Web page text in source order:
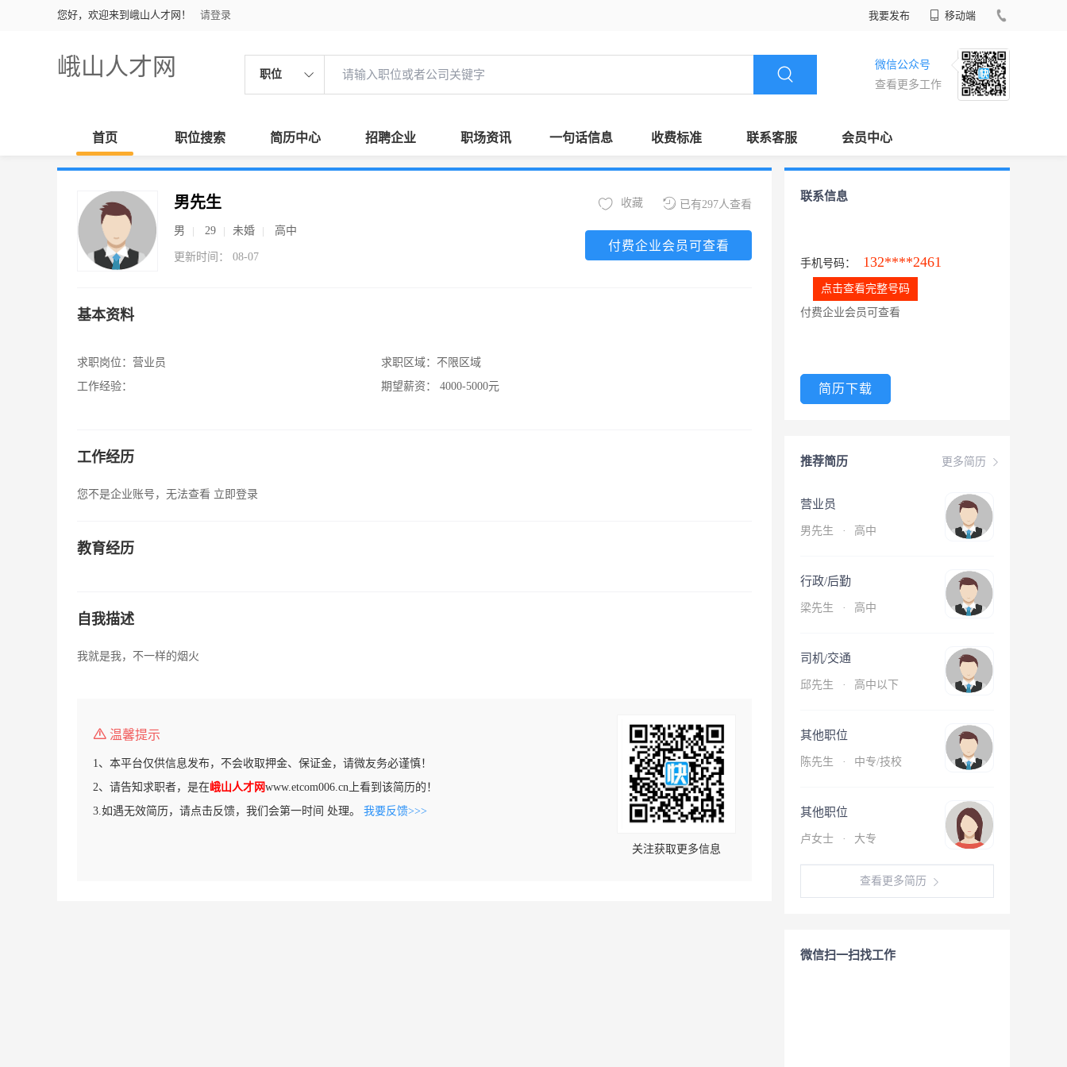
您好，欢迎来到峨山人才网！ 请登录 我要发布 移动端
峨山人才网 职位
微信公众号
查看更多工作
首页 职位搜索 简历中心 招聘企业 职场资讯 一句话信息 收费标准 联系客服 会员中心
男先生
男 29 未婚 高中
更新时间： 08-07
已有297人查看
收藏
付费企业会员可查看
基本资料
求职岗位： 营业员
工作经验：
求职区域： 不限区域
期望薪资：
4000-5000元
工作经历
您不是企业账号，无法查看 立即登录
教育经历
自我描述
我就是我，不一样的烟火
温馨提示
1、本平台仅供信息发布，不会收取押金、保证金，请微友务必谨慎！
2、请告知求职者，是在峨山人才网www.etcom006.cn上看到该简历的！
3.如遇无效简历，请点击反馈，我们会第一时间 处理。 我要反馈>>>
关注获取更多信息
联系信息
手机号码： 132****2461
点击查看完整号码
付费企业会员可查看
简历下载
更多简历
推荐简历
营业员
男先生 · 高中
行政/后勤
梁先生 · 高中
司机/交通
邱先生 · 高中以下
其他职位
陈先生 · 中专/技校
其他职位
卢女士 · 大专
查看更多简历
微信扫一扫找工作